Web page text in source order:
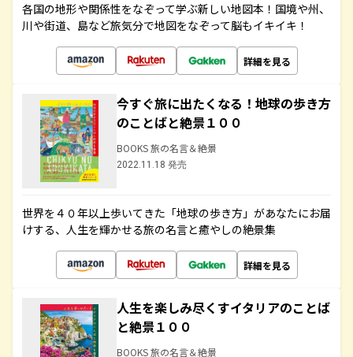
各国の地形や関係性をなぞって学ぶ新しい地図本！国境や州、
川や街道、島など旅気分で地図をなぞって脳もイキイキ！
詳細を見る
今すぐ旅に出たくなる！地球の歩き方
のことばと絶景１００
BOOKS 旅の名言＆絶景
2022.11.18 発売
世界を４０年以上歩いてきた「地球の歩き方」があなたにお届
けする、人生を輝かせる旅の名言と癒やしの絶景集
詳細を見る
人生を楽しみ尽くすイタリアのことば
と絶景１００
BOOKS 旅の名言＆絶景